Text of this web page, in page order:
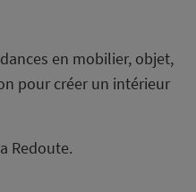
en mobilier, objet,
pour créer un intérieur
Redoute.